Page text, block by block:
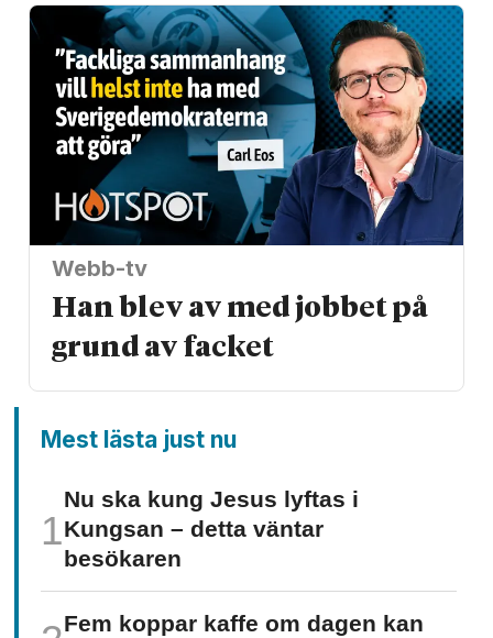
Webb-tv
Han blev av med jobbet på
grund av facket
Mest lästa just nu
Nu ska kung Jesus lyftas i
Kungsan – detta väntar
besökaren
Fem koppar kaffe om dagen kan